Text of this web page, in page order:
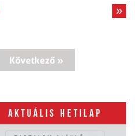
Következő »
Aktuális hetilap